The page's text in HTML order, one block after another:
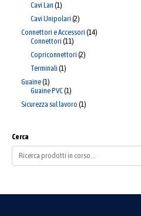
Cavi Lan 1
Cavi Unipolari 2
Connettori e Accessori 14
Connettori 11
Copriconnettori 2
Terminali 1
Guaine 1
Guaine PVC 1
Sicurezza sul lavoro 1
Cerca